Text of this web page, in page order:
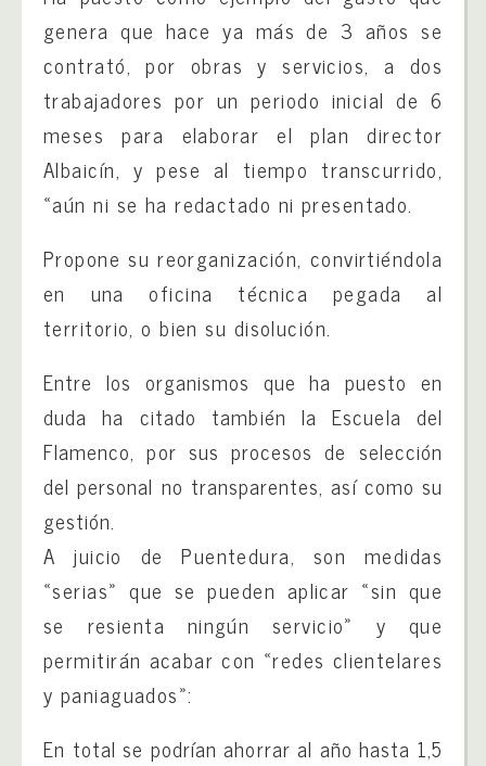
genera que hace ya más de 3 años se
contrató, por obras y servicios, a dos
trabajadores por un periodo inicial de 6
meses para elaborar el plan director
Albaicín, y pese al tiempo transcurrido,
«aún ni se ha redactado ni presentado.
Propone su reorganización, convirtiéndola
en una oficina técnica pegada al
territorio, o bien su disolución.
Entre los organismos que ha puesto en
duda ha citado también la Escuela del
Flamenco, por sus procesos de selección
del personal no transparentes, así como su
gestión.
A juicio de Puentedura, son medidas
«serias» que se pueden aplicar «sin que
se resienta ningún servicio» y que
permitirán acabar con «redes clientelares
y paniaguados»:
En total se podrían ahorrar al año hasta 1,5